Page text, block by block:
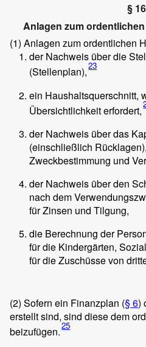
§ 16
Anlagen zum
(1) Anlagen zum ordentlichen
der Nachweis über die
(Stellenplan),23
ein Haushaltsquerschnitt,
Übersichtlichkeit erfordert,
der Nachweis über das
(einschließlich
Zweckbestimmung und
der Nachweis über den
nach dem
für Zinsen und Tilgung,
die Berechnung der
für die Kindergärten,
für die Zuschüsse von
(2) Sofern ein Finanzplan (§ 6)
erstellt sind, sind diese dem
beizufügen.25